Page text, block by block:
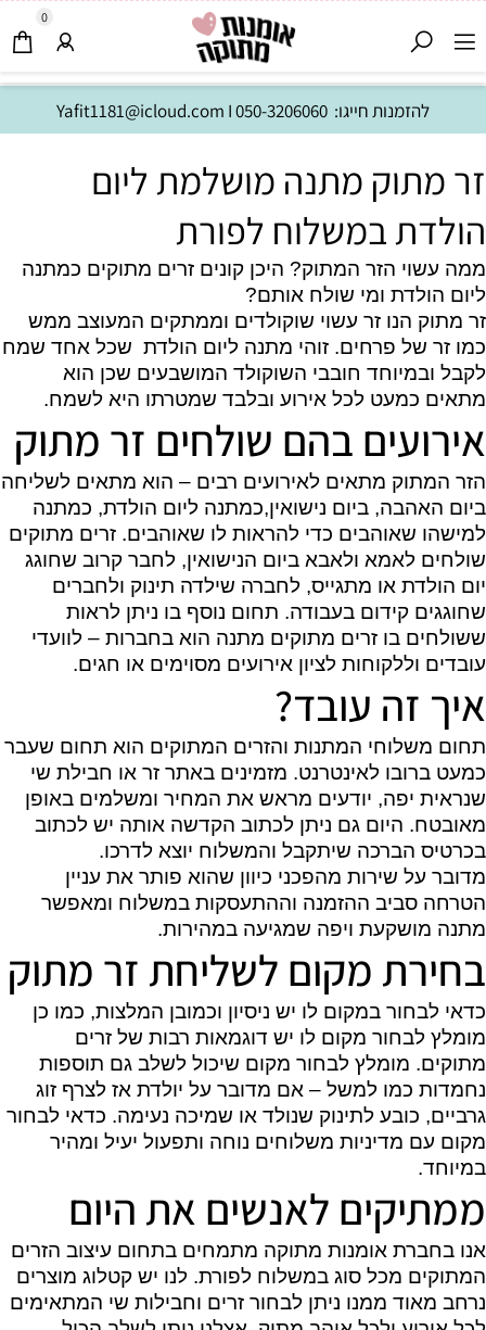
להזמנות חייגו: Yafit1181@icloud.com I050-3206060
0
זר מתוק מתנה מושלמת ליום
הולדת במשלוח לפורת
ממה עשוי הזר המתוק? היכן קונים זרים מתוקים כמתנה
ליום הולדת ומי שולח אותם?
זר מתוק הנו זר עשוי שוקולדים וממתקים המעוצב ממש
כמו זר של פרחים. זוהי מתנה ליום הולדת שכל אחד שמח
לקבל ובמיוחד חובבי השוקולד המושבעים שכן הוא
מתאים כמעט לכל אירוע ובלבד שמטרתו היא לשמח.
אירועים בהם שולחים זר מתוק
הזר המתוק מתאים לאירועים רבים – הוא מתאים לשליחה
ביום האהבה, ביום נישואין,כמתנה ליום הולדת, כמתנה
למישהו שאוהבים כדי להראות לו שאוהבים. זרים מתוקים
שולחים לאמא ולאבא ביום הנישואין, לחבר קרוב שחוגג
יום הולדת או מתגייס, לחברה שילדה תינוק ולחברים
שחוגגים קידום בעבודה. תחום נוסף בו ניתן לראות
ששולחים בו זרים מתוקים מתנה הוא בחברות – לוועדי
עובדים וללקוחות לציון אירועים מסוימים או חגים.
איך זה עובד?
תחום משלוחי המתנות והזרים המתוקים הוא תחום שעבר
כמעט ברובו לאינטרנט. מזמינים באתר זר או חבילת שי
שנראית יפה, יודעים מראש את המחיר ומשלמים באופן
מאובטח. היום גם ניתן לכתוב הקדשה אותה יש לכתוב
בכרטיס הברכה שיתקבל והמשלוח יוצא לדרכו.
מדובר על שירות מהפכני כיוון שהוא פותר את עניין
הטרחה סביב ההזמנה וההתעסקות במשלוח ומאפשר
מתנה מושקעת ויפה שמגיעה במהירות.
בחירת מקום לשליחת זר מתוק
כדאי לבחור במקום לו יש ניסיון וכמובן המלצות, כמו כן
מומלץ לבחור מקום לו יש דוגמאות רבות של זרים
מתוקים. מומלץ לבחור מקום שיכול לשלב גם תוספות
נחמדות כמו למשל – אם מדובר על יולדת אז לצרף זוג
גרביים, כובע לתינוק שנולד או שמיכה נעימה. כדאי לבחור
מקום עם מדיניות משלוחים נוחה ותפעול יעיל ומהיר
במיוחד.
ממתיקים לאנשים את היום
אנו בחברת אומנות מתוקה מתמחים בתחום עיצוב הזרים
המתוקים מכל סוג במשלוח לפורת. לנו יש קטלוג מוצרים
נרחב מאוד ממנו ניתן לבחור זרים וחבילות שי המתאימים